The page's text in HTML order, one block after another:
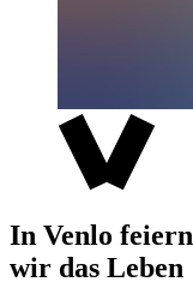
In Venlo feiern
wir das Leben